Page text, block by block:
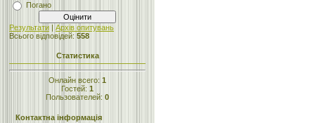
Погано
Результати | Архів опитувань
Всього відповідей: 558
Статистика
Онлайн всего: 1
Гостей: 1
Пользователей: 0
Контактна інформація